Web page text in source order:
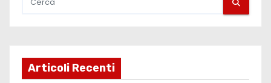
t
Articoli Recenti